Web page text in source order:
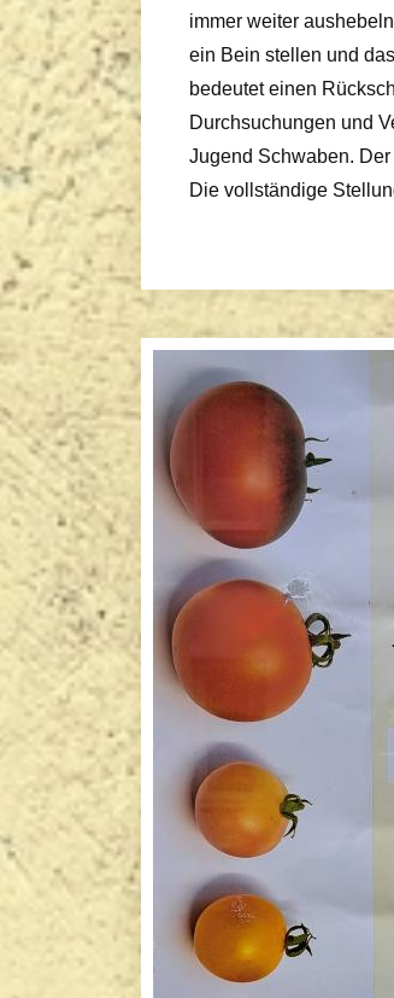
immer weiter
ein Bein stellen und
bedeutet einen
Durchsuchungen und
Jugend Schwaben.
Die vollständige